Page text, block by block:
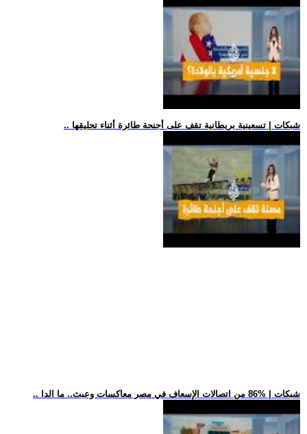
.. شبكات | تسعينية بريطانية تقف على أجنحة طائرة أثناء تحليقها
.. شبكات | %86 من اتصالات الإسعاف في مصر معاكسات وعبث.. ما الدا